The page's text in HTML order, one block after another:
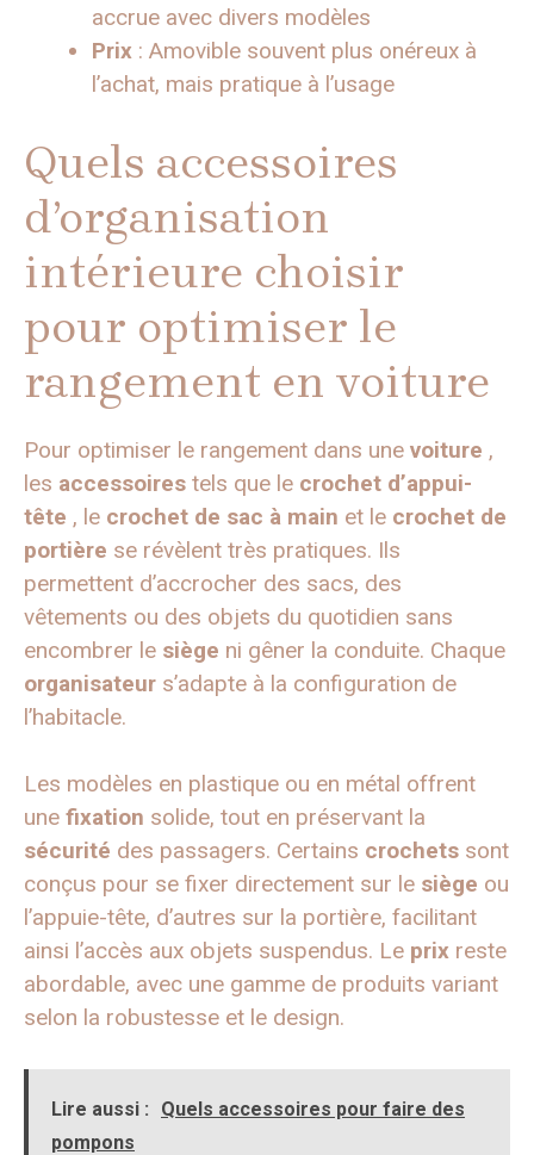
accrue avec divers modèles
Prix : Amovible souvent plus onéreux à
l’achat, mais pratique à l’usage
Quels accessoires
d’organisation
intérieure choisir
pour optimiser le
rangement en voiture
Pour optimiser le rangement dans une voiture ,
les accessoires tels que le crochet d’appui-
tête , le crochet de sac à main et le crochet de
portière se révèlent très pratiques. Ils
permettent d’accrocher des sacs, des
vêtements ou des objets du quotidien sans
encombrer le siège ni gêner la conduite. Chaque
organisateur s’adapte à la configuration de
l’habitacle.
Les modèles en plastique ou en métal offrent
une fixation solide, tout en préservant la
sécurité des passagers. Certains crochets sont
conçus pour se fixer directement sur le siège ou
l’appuie-tête, d’autres sur la portière, facilitant
ainsi l’accès aux objets suspendus. Le prix reste
abordable, avec une gamme de produits variant
selon la robustesse et le design.
Lire aussi :
Quels accessoires pour faire des
pompons